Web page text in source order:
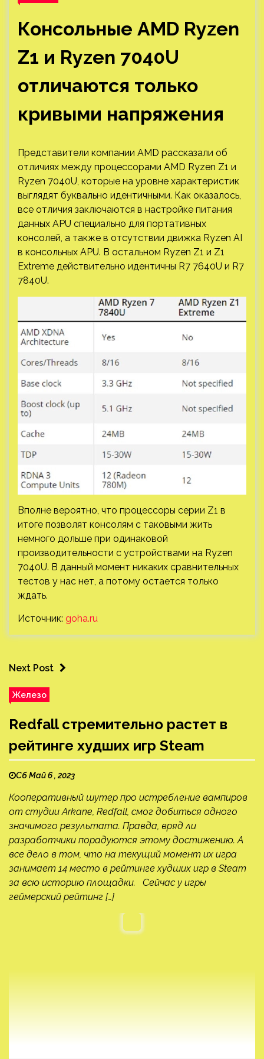
Консольные AMD Ryzen
Z1 и Ryzen 7040U
отличаются только
кривыми напряжения
Представители компании AMD рассказали об
отличиях между процессорами AMD Ryzen Z1 и
Ryzen 7040U, которые на уровне характеристик
выглядят буквально идентичными. Как оказалось,
все отличия заключаются в настройке питания
данных APU специально для портативных
консолей, а также в отсутствии движка Ryzen AI
в консольных APU. В остальном Ryzen Z1 и Z1
Extreme действительно идентичны R7 7640U и R7
7840U.
Вполне вероятно, что процессоры серии Z1 в
итоге позволят консолям с таковыми жить
немного дольше при одинаковой
производительности с устройствами на Ryzen
7040U. В данный момент никаких сравнительных
тестов у нас нет, а потому остается только
ждать.
Источник: goha.ru
Next Post
Железо
Redfall стремительно растет в
рейтинге худших игр Steam
Сб Май 6 , 2023
Кооперативный шутер про истребление вампиров
от студии Arkane, Redfall, смог добиться одного
значимого результата. Правда, вряд ли
разработчики порадуются этому достижению. А
все дело в том, что на текущий момент их игра
занимает 14 место в рейтинге худших игр в Steam
за всю историю площадки. Сейчас у игры
геймерский рейтинг […]